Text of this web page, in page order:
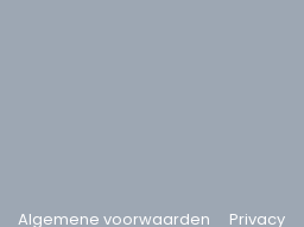
Algemene voorwaarden Privacy